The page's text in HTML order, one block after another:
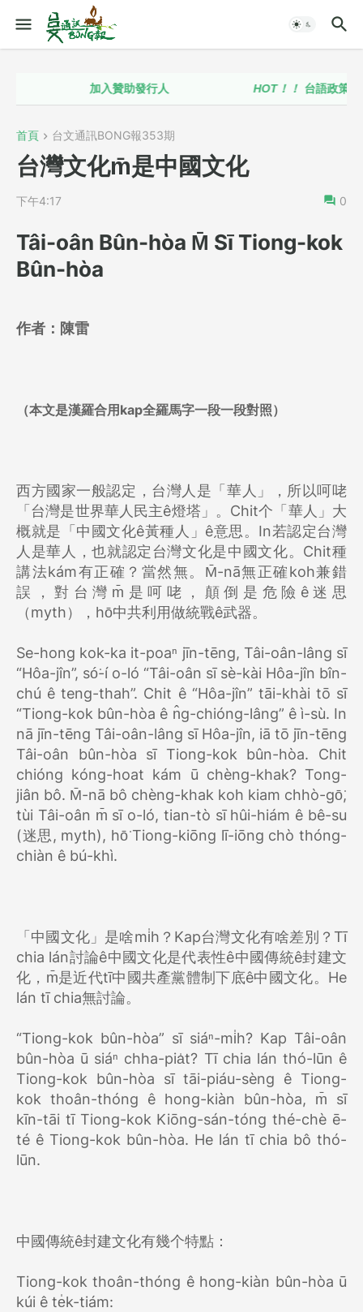
加入贊助發行人 HOT！！ 台語政策推動聯盟
首頁 台文通訊BONG報353期
台灣文化m̄是中國文化
下午4:17 0
Tâi-oân Bûn-hòa M̄ Sī Tiong-kok
Bûn-hòa
作者： 陳雷
（本文是漢羅合用kap全羅馬字一段一段對照）
西方國家一般認定，台灣人是「華人」，所以呵咾
「台灣是世界華人民主ê燈塔」。Chit个「華人」大
概就是「中國文化ê黃種人」ê意思。In若認定台灣
人是華人，也就認定台灣文化是中國文化。Chit種
講法kám有正確？當然無。M̄-nā無正確koh兼錯
誤，對台灣m̄是呵咾，顛倒是危險ê迷思
（myth），hō͘中共利用做統戰ê武器。
Se-hong kok-ka it-poaⁿ jīn-tēng, Tâi-oân-lâng sī
“Hôa-jîn”, só͘-í o-ló “Tâi-oân sī sè-kài Hôa-jîn bîn-
chú ê teng-thah”. Chit ê “Hôa-jîn” tāi-khài tō sī
“Tiong-kok bûn-hòa ê n̂g-chióng-lâng” ê ì-sù. In
nā jīn-tēng Tâi-oân-lâng sī Hôa-jîn, iā tō jīn-tēng
Tâi-oân bûn-hòa sī Tiong-kok bûn-hòa. Chit
chióng kóng-hoat kám ū chèng-khak? Tong-
jiân bô. M̄-nā bô chèng-khak koh kiam chhò-gō͘,
tùi Tâi-oân m̄ sī o-ló, tian-tò sī hûi-hiám ê bê-su
(迷思, myth), hō͘ Tiong-kiōng lī-iōng chò thóng-
chiàn ê bú-khì.
「中國文化」是啥mi̍h？Kap台灣文化有啥差別？Tī
chia lán討論ê中國文化是代表性ê中國傳統ê封建文
化，m̄是近代tī中國共產黨體制下底ê中國文化。He
lán tī chia無討論。
“Tiong-kok bûn-hòa” sī siáⁿ-mi̍h? Kap Tâi-oân
bûn-hòa ū siáⁿ chha-pia̍t? Tī chia lán thó-lūn ê
Tiong-kok bûn-hòa sī tāi-piáu-sèng ê Tiong-
kok thoân-thóng ê hong-kiàn bûn-hòa, m̄ sī
kīn-tāi tī Tiong-kok Kiōng-sán-tóng thé-chè ē-
té ê Tiong-kok bûn-hòa. He lán tī chia bô thó-
lūn.
中國傳統ê封建文化有幾个特點：
Tiong-kok thoân-thóng ê hong-kiàn bûn-hòa ū
kúi ê te̍k-tiám: